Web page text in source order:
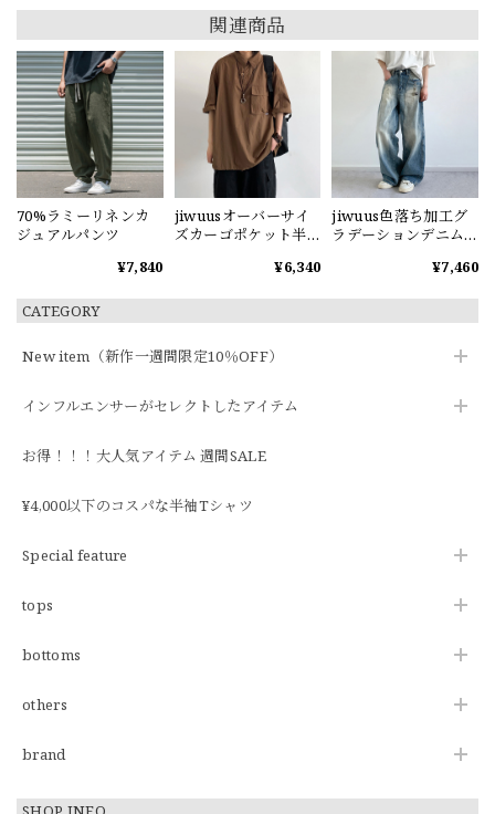
CATEGORY
New item（新作一週間限定10％OFF）
インフルエンサーがセレクトしたアイテム
お得！！！大人気アイテム 週間SALE
¥4,000以下のコスパな半袖Tシャツ
Special feature
tops
bottoms
others
brand
関連商品
70%ラミーリネンカ
ジュアルパンツ
¥7,840
jiwuusオーバーサイ
ズカーゴポケット半
¥6,340
jiwuus色落ち加工グ
ラデーションデニム
¥7,460